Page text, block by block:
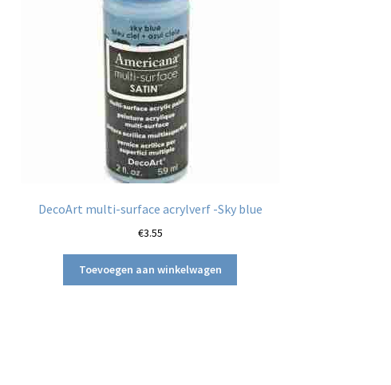
DecoArt multi-surface acrylverf -Sky blue
€3.55
Toevoegen aan winkelwagen